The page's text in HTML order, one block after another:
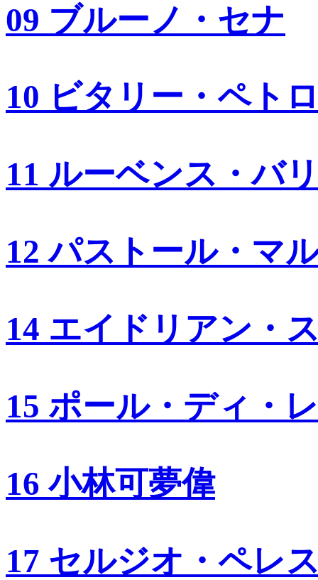
09 ブルーノ・セナ
10 ビタリー・ペト
11 ルーベンス・バ
12 パストール・マ
14 エイドリアン・
15 ポール・ディ・
16 小林可夢偉
17 セルジオ・ペレ